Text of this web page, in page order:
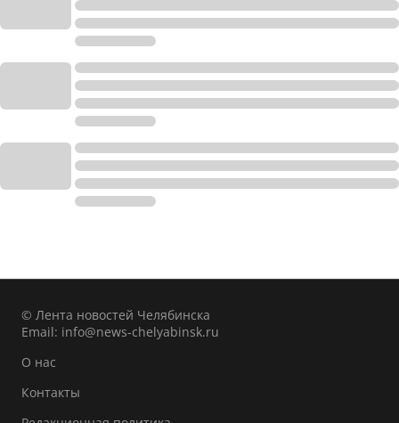
© Лента новостей Челябинска
Email: info@news-chelyabinsk.ru
О нас
Контакты